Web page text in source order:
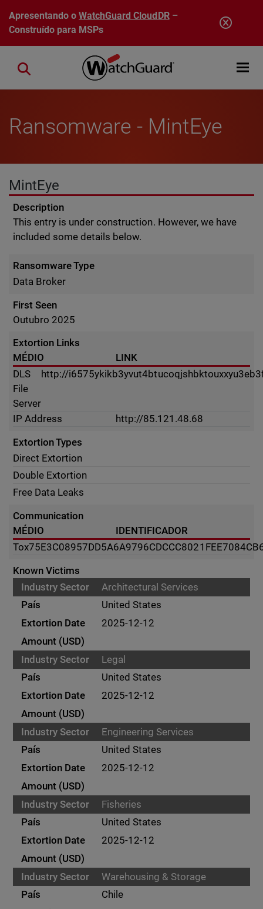
Pular para o conteúdo principal
Apresentando oWatchGuard CloudDR–
Construído para MSPs
Open
Close search
Ransomware - MintEye
MintEye
Description
This entry is under construction. However, we have
included some details below.
Ransomware Type
Data Broker
First Seen
Outubro 2025
Extortion Links
MÉDIO
LINK
DLS
File
Server
http://
IP Address
http://85.121.48.68
Extortion Types
Direct Extortion
Double Extortion
Free Data Leaks
Communication
MÉDIO
IDENTIFICADOR
Tox
Known Victims
Architectural Services
United States
2025-12-12
Legal
United States
2025-12-12
Engineering Services
United States
2025-12-12
Fisheries
United States
2025-12-12
Warehousing & Storage
Chile